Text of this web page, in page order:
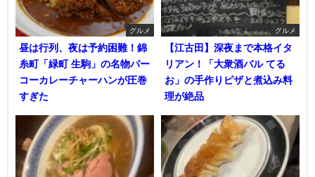
グルメ
昼は行列、夜は予約困難！錦
糸町「緑町 生駒」の名物パー
コーカレーチャーハンが圧巻
すぎた
グルメ
【江古田】深夜まで本格イタ
リアン！「大衆酒バル てる
お」の手作りピザと煮込み料
理が絶品